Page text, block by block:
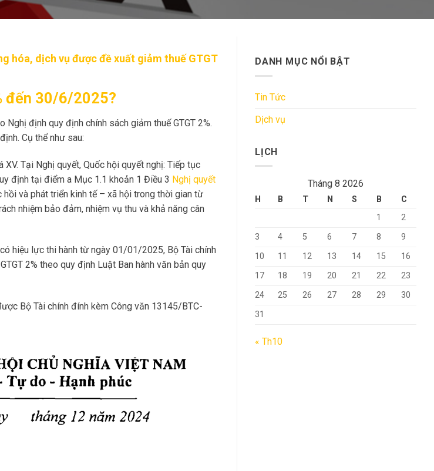
hóa, dịch vụ được đề xuất giảm thuế GTGT
đến 30/6/2025?
Nghị định quy định chính sách giảm thuế GTGT 2%.
Cụ thể như sau:
Tại Nghị quyết, Quốc hội quyết nghị: Tiếp tục
định tại điểm a Mục 1.1 khoản 1 Điều 3 Nghị quyết
và phát triển kinh tế – xã hội trong thời gian từ
nhiệm bảo đảm, nhiệm vụ thu và khả năng cân
hiệu lực thi hành từ ngày 01/01/2025, Bộ Tài chính
2% theo quy định Luật Ban hành văn bản quy
Bộ Tài chính đính kèm Công văn 13145/BTC-
DANH MỤC NỔI BẬT
Tin Tức
Dịch vụ
LỊCH
Tháng 8 2026
H B T N S B
C
1
2
3
4 5 6 7 8
9
10
11 12 13 14 15
16
17
18 19 20 21 22
23
24
25 26 27 28 29
30
31
« Th10